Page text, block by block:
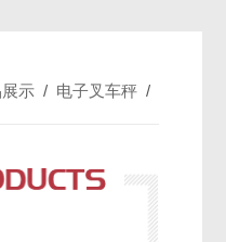
示 / 电子叉车秤 /